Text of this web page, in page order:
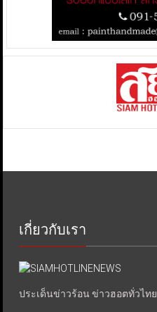
เกี่ยวกับเรา
ประเด็นข่าวร้อน ข่าวฮอตทั่วไทย.